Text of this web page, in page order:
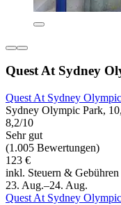
Quest At Sydney
Quest At Sydney
Sydney Olympic Park,
8,2/10
Sehr gut
(1.005 Bewertungen)
123 €
inkl. Steuern & Gebühren
23. Aug.–24. Aug.
Quest At Sydney